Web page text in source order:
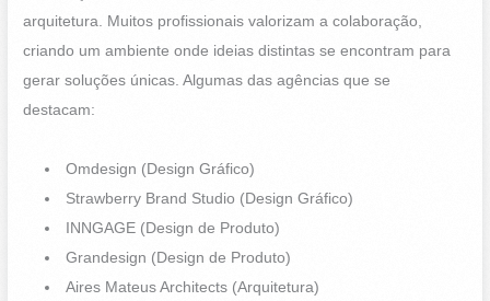
arquitetura. Muitos profissionais valorizam a colaboração,
criando um ambiente onde ideias distintas se encontram para
gerar soluções únicas. Algumas das agências que se
destacam:
Omdesign (Design Gráfico)
Strawberry Brand Studio (Design Gráfico)
INNGAGE (Design de Produto)
Grandesign (Design de Produto)
Aires Mateus Architects (Arquitetura)